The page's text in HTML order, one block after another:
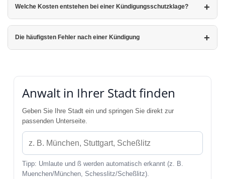
Welche Kosten entstehen bei einer Kündigungsschutzklage?
Die häufigsten Fehler nach einer Kündigung
Anwalt in Ihrer Stadt finden
Geben Sie Ihre Stadt ein und springen Sie direkt zur
passenden Unterseite.
Tipp: Umlaute und ß werden automatisch erkannt (z. B.
Muenchen/München, Schesslitz/Scheßlitz).